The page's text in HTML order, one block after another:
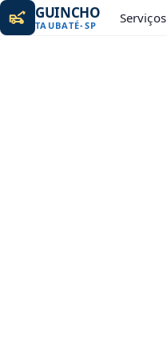
GUINCHO
TAUBATÉ-SP Serviços